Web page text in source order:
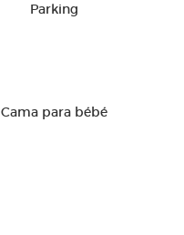
Parking
Cama para bébé